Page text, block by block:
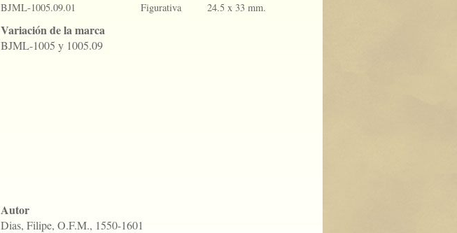
BJML-1005.09.01 Figurativa 24.5 x 33 mm.
Variación de la marca
BJML-1005 y 1005.09
Autor
Dias, Filipe, O.F.M., 1550-1601